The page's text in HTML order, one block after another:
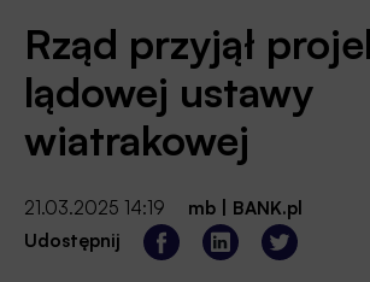
Rząd przyjął
lądowej ustawy
wiatrakowej
21.03.2025 14:19 mb
BANK.pl
Udostępnij